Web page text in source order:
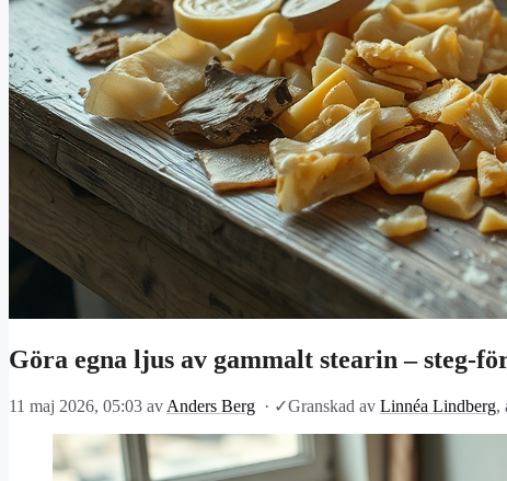
Göra egna ljus av gammalt stearin – steg-
11 maj 2026, 05:03 avAnders Berg · ✓Granskad av Linnéa Lindberg,